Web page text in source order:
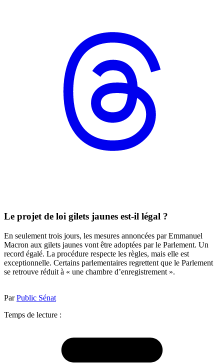
Le projet de loi gilets jaunes est-il légal ?
En seulement trois jours, les mesures annoncées par Emmanuel
Macron aux gilets jaunes vont être adoptées par le Parlement. Un
record égalé. La procédure respecte les règles, mais elle est
exceptionnelle. Certains parlementaires regrettent que le Parlement
se retrouve réduit à « une chambre d’enregistrement ».
ParPublic Sénat
Temps de lecture :